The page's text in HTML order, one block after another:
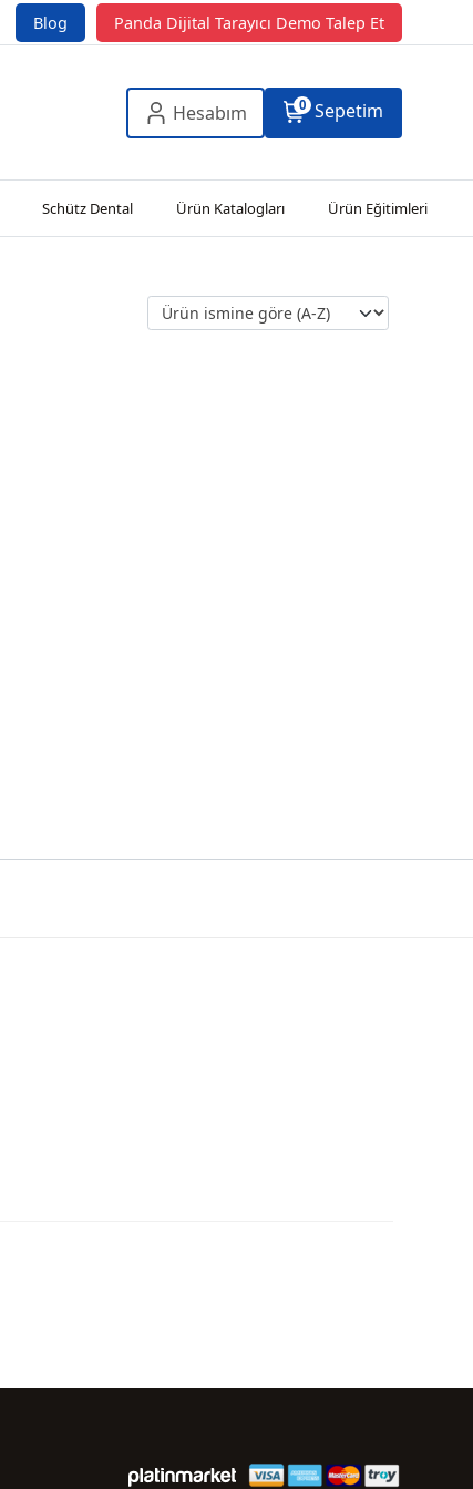
Blog Panda Dijital Tarayıcı Demo Talep Et
Hesabım 0 Sepetim
Schütz Dental Ürün Katalogları Ürün Eğitimleri